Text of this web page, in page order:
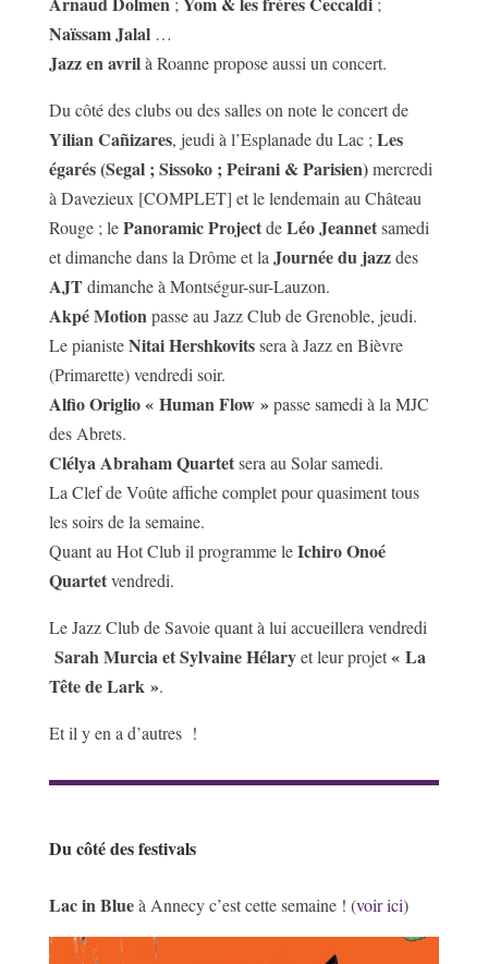
Naïssam Jalal…
Jazz en avrilà Roanne propose aussi un concert.
Du côté des clubs ou des salles on note le concert de
Yilian Cañizares, jeudi à l’Esplanade du Lac ; Les
égarés (Segal ; Sissoko ; Peirani & Parisien)mercredi
à Davezieux [COMPLET] et le lendemain au Château
Rouge ; lePanoramic ProjectdeLéo Jeannetsamedi
et dimanche dans la Drôme et la Journée du jazzdes
AJTdimanche à Montségur-sur-Lauzon.
Akpé Motion passe au Jazz Club de Grenoble, jeudi.
Le pianisteNitai Hershkovitssera à Jazz en Bièvre
(Primarette) vendredi soir.
Alfio Origlio « Human Flow »passe samedi à la MJC
des Abrets.
Clélya Abraham Quartetsera au Solar samedi.
La Clef de Voûte affiche complet pour quasiment tous
les soirs de la semaine.
Quant au Hot Club il programme leIchiro Onoé
Quartetvendredi.
Le Jazz Club de Savoie quant à lui accueillera vendredi
Sarah Murcia et Sylvaine Hélaryet leur projet« La
Tête de Lark ».
Et il y en a d’autres !
Du côté des festivals
Lac in Blueà Annecy c’est cette semaine ! (voir ici)